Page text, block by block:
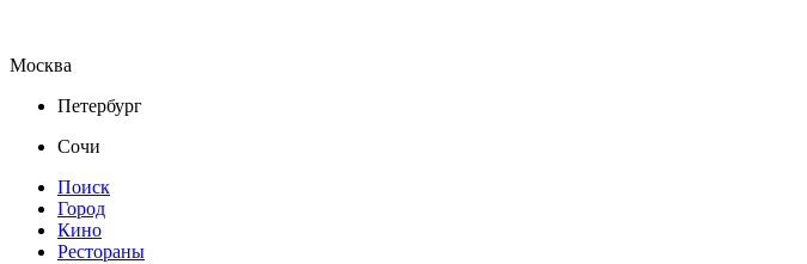
Москва
Петербург
Сочи
Поиск
Город
Кино
Рестораны